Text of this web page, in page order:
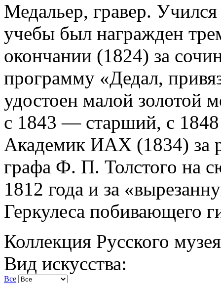
Медальер, гравер.
учебы был награжден
окончании (1824) за
программу «Дедал,
удостоен малой
с 1843 — старший, с
Академик ИАХ (1834) за
графа Ф. П. Толстого на
1812 года и за
Геркулеса побивающего
Коллекция Русского музея
Вид искусства:
Все